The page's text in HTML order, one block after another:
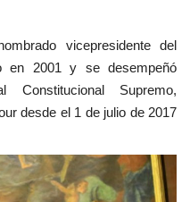
vicepresidente del
en 2001 y se desempeñó
Constitucional Supremo,
desde el 1 de julio de 2017